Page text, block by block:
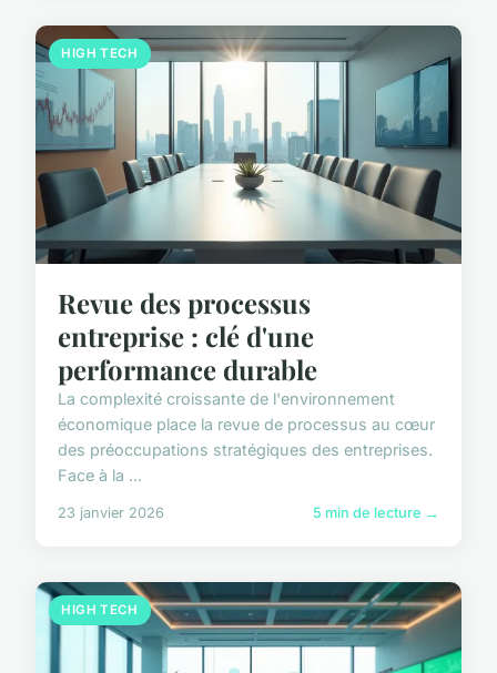
HIGH TECH
Revue des processus
entreprise : clé d'une
performance durable
La complexité croissante de l'environnement
économique place la revue de processus au cœur
des préoccupations stratégiques des entreprises.
Face à la ...
23 janvier 2026 5 min de lecture →
HIGH TECH